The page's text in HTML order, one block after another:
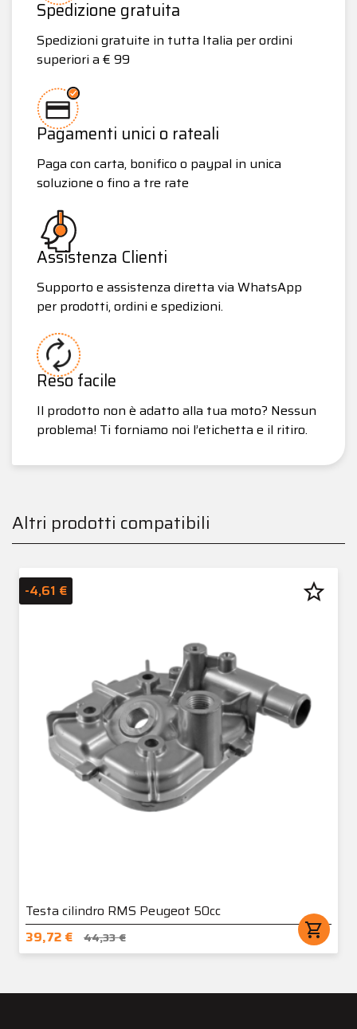
Spedizione gratuita
Spedizioni gratuite in tutta Italia per ordini
superiori a € 99
Pagamenti unici o rateali
Paga con carta, bonifico o paypal in unica
soluzione o fino a tre rate
Assistenza Clienti
Supporto e assistenza diretta via WhatsApp
per prodotti, ordini e spedizioni.
Reso facile
Il prodotto non è adatto alla tua moto? Nessun
problema! Ti forniamo noi l’etichetta e il ritiro.
Altri prodotti compatibili
Testa cilindro RMS Peugeot 50cc
39,72 €
44,33 € shopping_cart
-4,61 € star_border